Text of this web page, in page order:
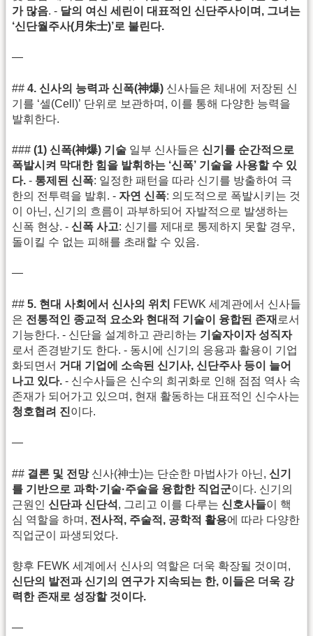
가 많음. - 달의 여신 세린이 대표적인 신단주사이며, 그녀는
‘신단월주사(月朱士)’로 불린다.
—
## 4. 신사의 능력과 신폭(神爆) 신사들은 체내에 저장된 신
기를 ‘셀(Cell)’ 단위로 보관하며, 이를 통해 다양한 능력을
발휘한다.
### (1) 신폭(神爆) 기술 일부 신사들은 신기를 순간적으로
폭발시켜 막대한 힘을 발휘하는 ‘신폭’ 기술을 사용할 수 있
다. - 통제된 신폭: 일정한 패턴을 따라 신기를 방출하여 극
한의 전투력을 발휘. - 자연 신폭: 의도적으로 폭발시키는 것
이 아닌, 신기의 흐름이 과부하되어 자발적으로 발생하는
신폭 현상. - 신폭 사고: 신기를 제대로 통제하지 못할 경우,
돌이킬 수 없는 피해를 초래할 수 있음.
—
## 5. 현대 사회에서 신사의 위치
FEWK 세계관에서 신사들
은 전통적인 종교적 요소와 현대적 기술이 융합된 존재 로서
기능한다. - 신단을 설계하고 관리하는 기술자이자 성직자
로서 존경받기도 한다. - 동시에 신기의 응용과 활용이 기업
화되면서 거대 기업에 소속된 신기사, 신단주사 등이 늘어
나고 있다. - 신수사들은 신수의 희귀화로 인해 점점 역사 속
존재가 되어가고 있으며, 현재 활동하는 대표적인 신수사는
청호협려 진이다.
—
## 결론 및 전망신사(神士)는 단순한 마법사가 아닌, 신기
를 기반으로 과학·기술·주술을 융합한 직업군이다. 신기의
근원인 신단과 신단석 , 그리고 이를 다루는 신호사들이 핵
심 역할을 하며, 전사적, 주술적, 공학적 활용에 따라 다양한
직업군이 파생되었다.
향후 FEWK 세계에서 신사의 역할은 더욱 확장될 것이며,
신단의 발전과 신기의 연구가 지속되는 한, 이들은 더욱 강
력한 존재로 성장할 것이다.
—